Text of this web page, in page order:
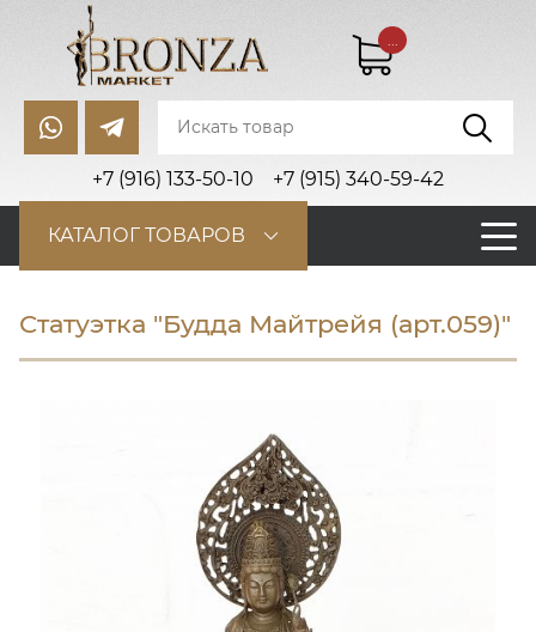
+7 (916) 133-50-10 +7 (915) 340-59-42
...
КАТАЛОГ ТОВАРОВ
Статуэтка "Будда Майтрейя (арт.059)"